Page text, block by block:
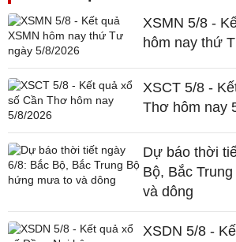
XSMN 5/8 -
hôm nay thứ
XSCT 5/8 -
Thơ hôm nay
Dự báo thời
Bộ, Bắc
và dông
XSDN 5/8 -